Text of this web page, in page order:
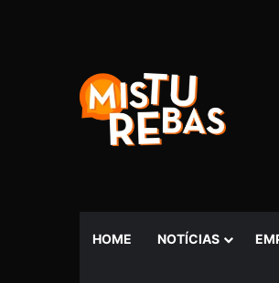
HOME NOTÍCIAS